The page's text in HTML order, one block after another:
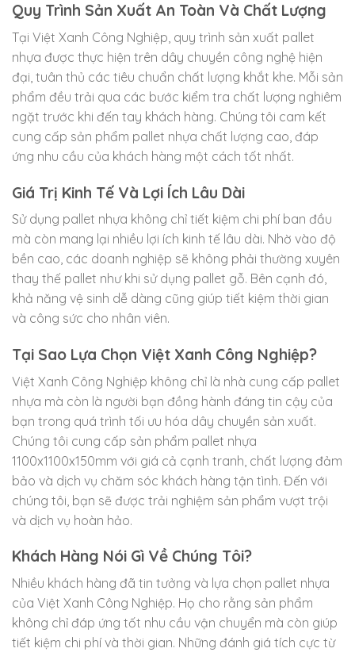
Quy Trình Sản Xuất An Toàn Và Chất Lượng
Tại Việt Xanh Công Nghiệp, quy trình sản xuất pallet
nhựa được thực hiện trên dây chuyền công nghệ hiện
đại, tuân thủ các tiêu chuẩn chất lượng khắt khe. Mỗi sản
phẩm đều trải qua các bước kiểm tra chất lượng nghiêm
ngặt trước khi đến tay khách hàng. Chúng tôi cam kết
cung cấp sản phẩm pallet nhựa chất lượng cao, đáp
ứng nhu cầu của khách hàng một cách tốt nhất.
Giá Trị Kinh Tế Và Lợi Ích Lâu Dài
Sử dụng pallet nhựa không chỉ tiết kiệm chi phí ban đầu
mà còn mang lại nhiều lợi ích kinh tế lâu dài. Nhờ vào độ
bền cao, các doanh nghiệp sẽ không phải thường xuyên
thay thế pallet như khi sử dụng pallet gỗ. Bên cạnh đó,
khả năng vệ sinh dễ dàng cũng giúp tiết kiệm thời gian
và công sức cho nhân viên.
Tại Sao Lựa Chọn Việt Xanh Công Nghiệp?
Việt Xanh Công Nghiệp không chỉ là nhà cung cấp pallet
nhựa mà còn là người bạn đồng hành đáng tin cậy của
bạn trong quá trình tối ưu hóa dây chuyền sản xuất.
Chúng tôi cung cấp sản phẩm pallet nhựa
1100x1100x150mm với giá cả cạnh tranh, chất lượng đảm
bảo và dịch vụ chăm sóc khách hàng tận tình. Đến với
chúng tôi, bạn sẽ được trải nghiệm sản phẩm vượt trội
và dịch vụ hoàn hảo.
Khách Hàng Nói Gì Về Chúng Tôi?
Nhiều khách hàng đã tin tưởng và lựa chọn pallet nhựa
của Việt Xanh Công Nghiệp. Họ cho rằng sản phẩm
không chỉ đáp ứng tốt nhu cầu vận chuyển mà còn giúp
tiết kiệm chi phí và thời gian. Những đánh giá tích cực từ